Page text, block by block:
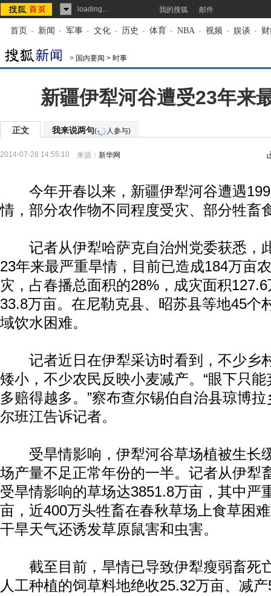
loading... 我的搜狐 邮件
首页 - 新闻 - 军事 - 文化 - 历史 - 体育 - NBA - 视频 - 娱谈 -
> 国内要闻 > 时事
新疆伊犁河谷遭受23年来
正文 我来说两句( 人参与)
2014-07-28 14:55:10 来源： 新华网
今年开春以来，新疆伊犁河谷遭遇
情，部分农作物不同程度受灾、部分牲畜
记者从伊犁哈萨克自治州党委获悉，
23年来最严重旱情，目前已造成184万亩
灾，占春播总面积的28%，成灾面积
33.8万亩。在尼勒克县、昭苏县等地45个
域饮水困难。
记者近日在伊犁采访时看到，不少乡
矮小，不少农民反映小麦减产。“眼下只
多赔得越多。”察布查尔锡伯自治县琼博
尔班江告诉记者。
受旱情影响，伊犁河谷草场植被生长
场产量不足正常年份的一半。记者从伊犁
受旱情影响的草场达3851.8万亩，其中严
亩，近400万头牲畜在春秋草场上食草困
干旱天气还诱发草原鼠害和虫害。
截至目前，旱情已导致伊犁瘦弱畜死
人工种植的饲草料地绝收25.32万亩、减